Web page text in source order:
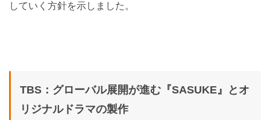
していく方針を示しました。
TBS：グローバル展開が進む『SASUKE』とオ
リジナルドラマの製作